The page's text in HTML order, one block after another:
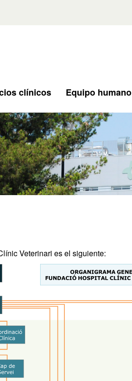
clínicos Equipo humano
Veterinari es el siguiente: